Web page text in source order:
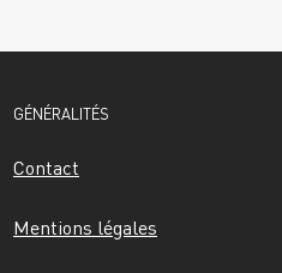
GÉNÉRALITÉS
Contact
Mentions légales